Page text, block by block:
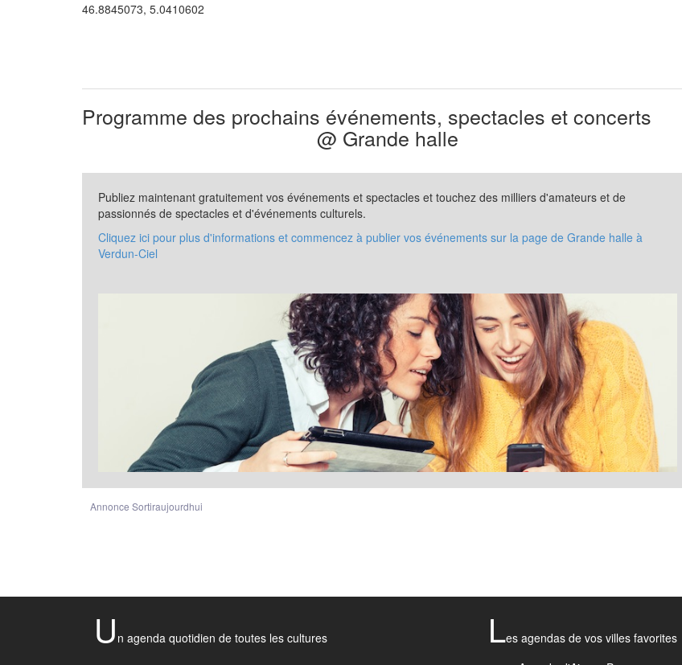
46.8845073, 5.0410602
Programme des prochains événements, spectacles et concerts
@ Grande halle
Publiez maintenant gratuitement vos événements et spectacles et touchez des milliers d'amateurs et de
passionnés de spectacles et d'événements culturels.
Cliquez ici pour plus d'informations et commencez à publier vos événements sur la page de Grande halle à
Verdun-Ciel
Annonce Sortiraujourdhui
U n agenda quotidien de toutes les cultures Les agendas de vos villes favorites